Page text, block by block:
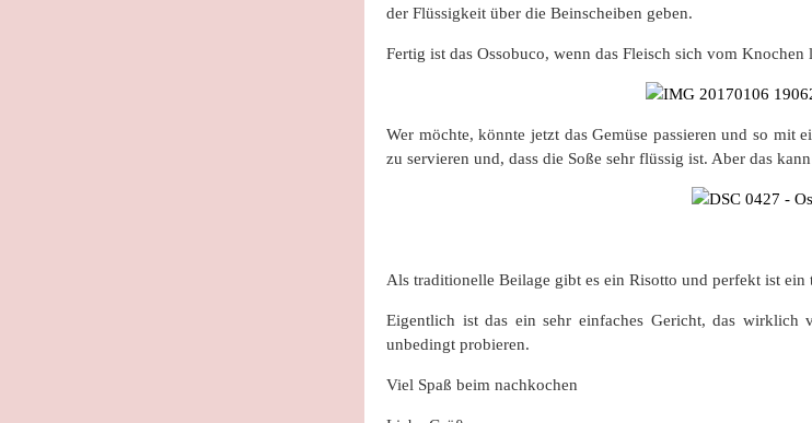
der Flüssigkeit über die Beinscheiben geben.
Fertig ist das Ossobuco, wenn das Fleisch sich vom Knochen
Wer möchte, könnte jetzt das Gemüse passieren und so mit
zu servieren und, dass die Soße sehr flüssig ist. Aber das
Als traditionelle Beilage gibt es ein Risotto und perfekt ist
Eigentlich ist das ein sehr einfaches Gericht, das
unbedingt probieren.
Viel Spaß beim nachkochen